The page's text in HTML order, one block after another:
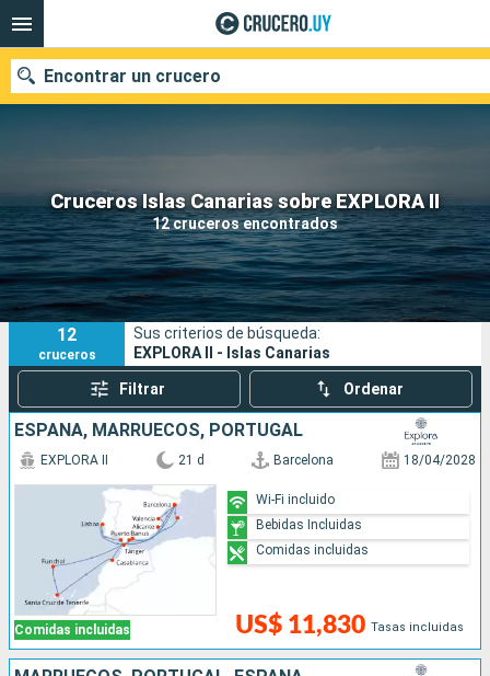
Cruceros Islas Canarias sobre EXPLORA II
12 cruceros encontrados
Encontrar un crucero
Nuestros destinos
Fecha de salida
Puertos Compañías
Buscar
12
cruceros
Sus criterios de búsqueda:
EXPLORA II - Islas Canarias
Filtrar Ordenar
ESPAÑA, MARRUECOS, PORTUGAL
Comidas incluidas
EXPLORA II 21 d Barcelona 18/04/2028
US$ 11,830 Tasas incluidas
Wi-Fi incluido
Bebidas Incluidas
Comidas incluidas